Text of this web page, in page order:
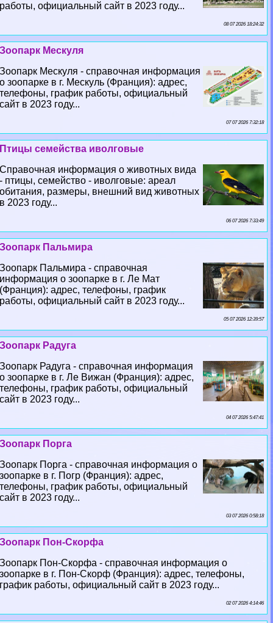
работы, официальный сайт в 2023 году...
08 07 2026 18:24:32
Зоопарк Мескуля
Зоопарк Мескуля - справочная информация
о зоопарке в г. Мескуль (Франция): адрес,
телефоны, график работы, официальный
сайт в 2023 году...
07 07 2026 7:32:18
Птицы семейства иволговые
Справочная информация о животных вида
- птицы, семейство - иволговые: ареал
обитания, размеры, внешний вид животных
в 2023 году...
06 07 2026 7:33:49
Зоопарк Пальмира
Зоопарк Пальмира - справочная
информация о зоопарке в г. Ле Мат
(Франция): адрес, телефоны, график
работы, официальный сайт в 2023 году...
05 07 2026 12:39:57
Зоопарк Радуга
Зоопарк Радуга - справочная информация
о зоопарке в г. Ле Вижан (Франция): адрес,
телефоны, график работы, официальный
сайт в 2023 году...
04 07 2026 5:47:41
Зоопарк Порга
Зоопарк Порга - справочная информация о
зоопарке в г. Погр (Франция): адрес,
телефоны, график работы, официальный
сайт в 2023 году...
03 07 2026 0:58:18
Зоопарк Пон-Скорфа
Зоопарк Пон-Скорфа - справочная информация о
зоопарке в г. Пон-Скорф (Франция): адрес, телефоны,
график работы, официальный сайт в 2023 году...
02 07 2026 4:14:46